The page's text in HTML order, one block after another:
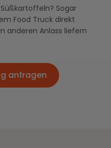
Sogar
Food Truck direkt
anderen Anlass liefern
anfragen
anfragen